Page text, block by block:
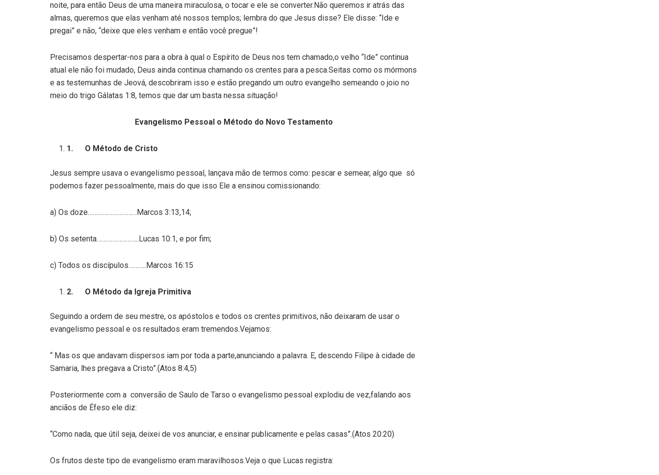
noite, para então Deus de uma maneira miraculosa, o tocar e ele se converter.Não queremos ir atrás das
almas, queremos que elas venham até nossos templos; lembra do que Jesus disse? Ele disse: “Ide e
pregai” e não, “deixe que eles venham e então você pregue”!
Precisamos despertar-nos para a obra à qual o Espírito de Deus nos tem chamado,o velho “Ide” continua
atual ele não foi mudado, Deus ainda continua chamando os crentes para a pesca.Seitas como os mórmons
e as testemunhas de Jeová, descobriram isso e estão pregando um outro evangelho semeando o joio no
meio do trigo Gálatas 1:8, temos que dar um basta nessa situação!
Evangelismo Pessoal o Método do Novo Testamento
1. O Método de Cristo
Jesus sempre usava o evangelismo pessoal, lançava mão de termos como: pescar e semear, algo que só
podemos fazer pessoalmente, mais do que isso Ele a ensinou comissionando:
a) Os doze…………………………Marcos 3:13,14;
b) Os setenta……………………..Lucas 10:1, e por fim;
c) Todos os discípulos………..Marcos 16:15
2. O Método da Igreja Primitiva
Seguindo a ordem de seu mestre, os apóstolos e todos os crentes primitivos, não deixaram de usar o
evangelismo pessoal e os resultados eram tremendos.Vejamos:
“ Mas os que andavam dispersos iam por toda a parte,anunciando a palavra. E, descendo Filipe à cidade de
Samaria, lhes pregava a Cristo”.(Atos 8:4,5)
Posteriormente com a conversão de Saulo de Tarso o evangelismo pessoal explodiu de vez,falando aos
anciãos de Éfeso ele diz:
“Como nada, que útil seja, deixei de vos anunciar, e ensinar publicamente e pelas casas”.(Atos 20:20)
Os frutos deste tipo de evangelismo eram maravilhosos.Veja o que Lucas registra: